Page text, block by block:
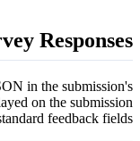
in the
on the
standard feedback